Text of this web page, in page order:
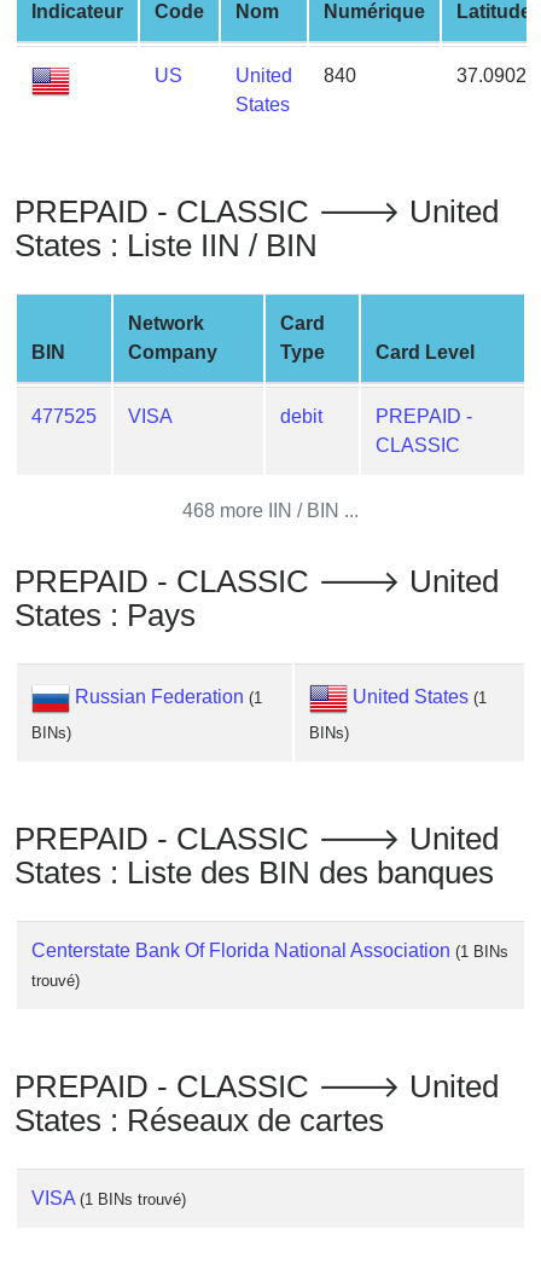
Generate
Credit
Card
from
Card
Checker
Service
is
My
IP
IP
BIN
/
Validator
Indicateur Code Nom Numérique Latitude
US
United
States
840 37.09024
PREPAID - CLASSIC 🡒 United
States : Liste IIN / BIN
BIN
Network
Company
Card
Type
Card Level
477525 VISA debit
PREPAID -
CLASSIC
468 more IIN / BIN ...
PREPAID - CLASSIC 🡒 United
States : Pays
Russian Federation (1
BINs)
United States (1
BINs)
PREPAID - CLASSIC 🡒 United
States : Liste des BIN des banques
Centerstate Bank Of Florida National Association (1 BINs
trouvé)
PREPAID - CLASSIC 🡒 United
States : Réseaux de cartes
VISA (1 BINs trouvé)